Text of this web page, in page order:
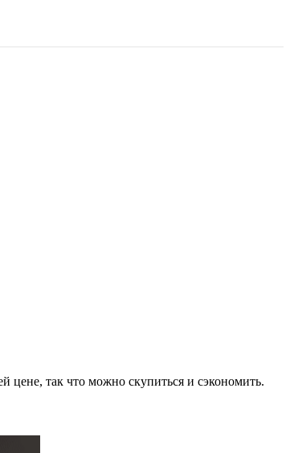
так что можно скупиться и сэкономить.